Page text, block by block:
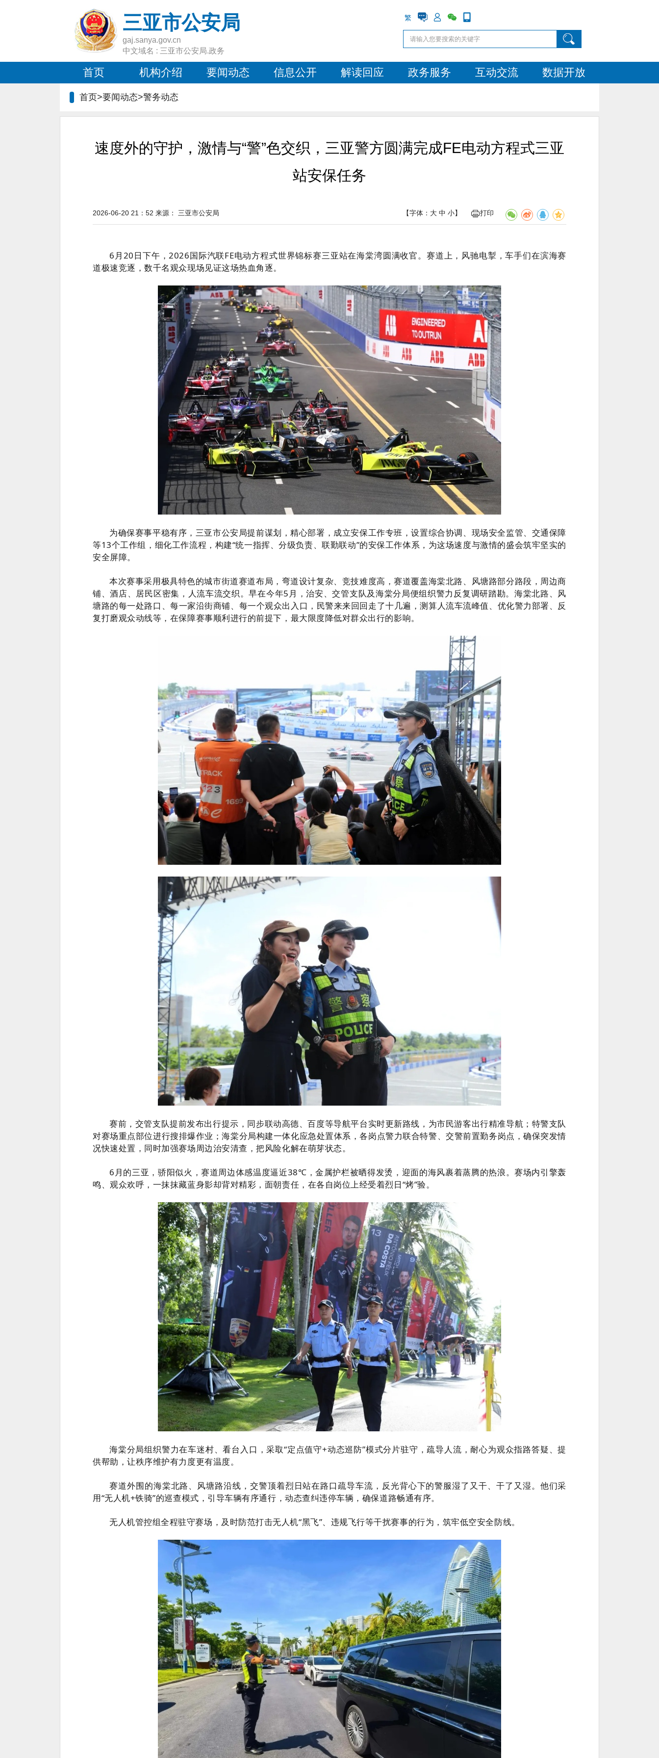
三亚市公安局
gaj.sanya.gov.cn
中文域名 : 三亚市公安局.政务
繁
首页 机构介绍 要闻动态 信息公开 解读回应 政务服务 互动交流 数据开放
首页>要闻动态>警务动态
速度外的守护，激情与“警”色交织，三亚警方圆满完成FE电动方程式三亚
站安保任务
【字体： 大 中 小】 打印
2026-06-20 21：52 来源： 三亚市公安局
6月20日下午，2026国际汽联FE电动方程式世界锦标赛三亚站在海棠湾圆满收官。赛道上，风驰电掣，车手们在滨海赛
道极速竞逐，数千名观众现场见证这场热血角逐。
为确保赛事平稳有序，三亚市公安局提前谋划，精心部署，成立安保工作专班，设置综合协调、现场安全监管、交通保障
等13个工作组，细化工作流程，构建“统一指挥、分级负责、联勤联动”的安保工作体系，为这场速度与激情的盛会筑牢坚实的
安全屏障。
本次赛事采用极具特色的城市街道赛道布局，弯道设计复杂、竞技难度高，赛道覆盖海棠北路、风塘路部分路段，周边商
铺、酒店、居民区密集，人流车流交织。早在今年5月，治安、交管支队及海棠分局便组织警力反复调研踏勘。海棠北路、风
塘路的每一处路口、每一家沿街商铺、每一个观众出入口，民警来来回回走了十几遍，测算人流车流峰值、优化警力部署、反
复打磨观众动线等，在保障赛事顺利进行的前提下，最大限度降低对群众出行的影响。
赛前，交管支队提前发布出行提示，同步联动高德、百度等导航平台实时更新路线，为市民游客出行精准导航；特警支队
对赛场重点部位进行搜排爆作业；海棠分局构建一体化应急处置体系，各岗点警力联合特警、交警前置勤务岗点，确保突发情
况快速处置，同时加强赛场周边治安清查，把风险化解在萌芽状态。
6月的三亚，骄阳似火，赛道周边体感温度逼近38℃，金属护栏被晒得发烫，迎面的海风裹着蒸腾的热浪。赛场内引擎轰
鸣、观众欢呼，一抹抹藏蓝身影却背对精彩，面朝责任，在各自岗位上经受着烈日“烤”验。
海棠分局组织警力在车迷村、看台入口，采取“定点值守+动态巡防”模式分片驻守，疏导人流，耐心为观众指路答疑、提
供帮助，让秩序维护有力度更有温度。
赛道外围的海棠北路、风塘路沿线，交警顶着烈日站在路口疏导车流，反光背心下的警服湿了又干、干了又湿。他们采
用“无人机+铁骑”的巡查模式，引导车辆有序通行，动态查纠违停车辆，确保道路畅通有序。
无人机管控组全程驻守赛场，及时防范打击无人机“黑飞”、违规飞行等干扰赛事的行为，筑牢低空安全防线。